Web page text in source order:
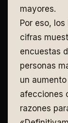
mayores.
Por eso,
cifras
encuestas
personas
un
afecciones
razones